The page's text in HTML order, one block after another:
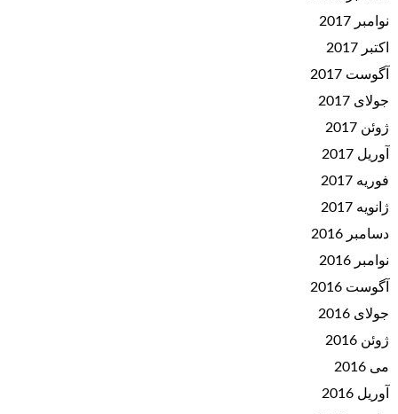
نوامبر 2017
اکتبر 2017
آگوست 2017
جولای 2017
ژوئن 2017
آوریل 2017
فوریه 2017
ژانویه 2017
دسامبر 2016
نوامبر 2016
آگوست 2016
جولای 2016
ژوئن 2016
می 2016
آوریل 2016